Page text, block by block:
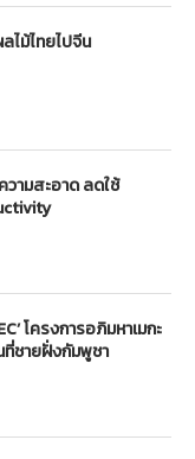
ไม้ไทยไปจีน
ามสะอาด ลดใช้
โครงการอภิมหาเมกะ
ชายฝั่งกัมพูชา